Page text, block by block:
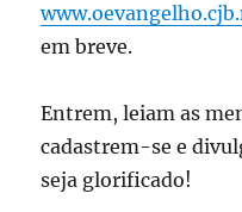
em breve.
Entrem, leiam as
cadastrem-se e
seja glorificado!